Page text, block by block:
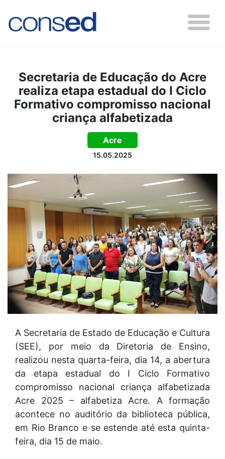
Secretaria de Educação do Acre
realiza etapa estadual do I Ciclo
Formativo compromisso nacional
criança alfabetizada
Acre
15.05.2025
A Secretaria de Estado de Educação e Cultura
(SEE), por meio da Diretoria de Ensino,
realizou nesta quarta-feira, dia 14, a abertura
da etapa estadual do I Ciclo Formativo
compromisso nacional criança alfabetizada
Acre 2025 – alfabetiza Acre. A formação
acontece no auditório da biblioteca pública,
em Rio Branco e se estende até esta quinta-
feira, dia 15 de maio.